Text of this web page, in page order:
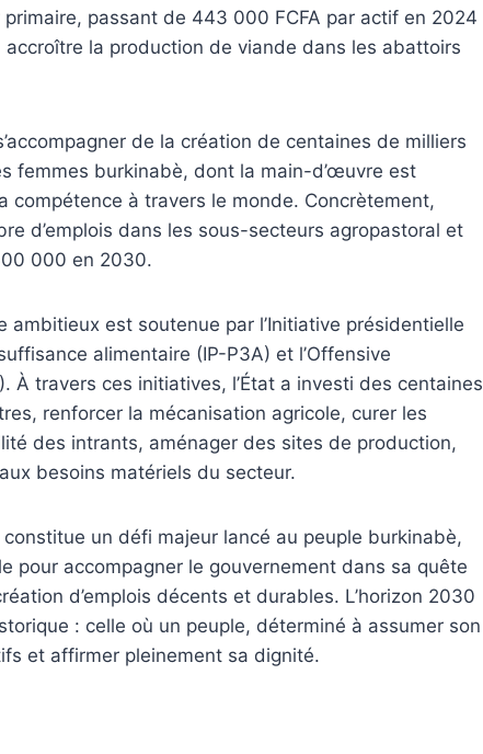
passant de 443 000 FCFA par actif en 2024
la production de viande dans les abattoirs
de la création de centaines de milliers
femmes burkinabè, dont la main-d’œuvre est
compétence à travers le monde. Concrètement,
d’emplois dans les sous-secteurs agropastoral et
000 en 2030.
est soutenue par l’Initiative présidentielle
alimentaire (IP-P3A) et l’Offensive
À travers ces initiatives, l’État a investi des centaines
renforcer la mécanisation agricole, curer les
des intrants, aménager des sites de production,
besoins matériels du secteur.
un défi majeur lancé au peuple burkinabè,
pour accompagner le gouvernement dans sa quête
d’emplois décents et durables. L’horizon 2030
: celle où un peuple, déterminé à assumer son
et affirmer pleinement sa dignité.